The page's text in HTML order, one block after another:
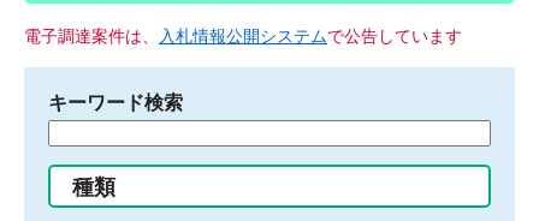
電子調達案件は、 入札情報公開システムで公告しています
キーワード検索
る
種類